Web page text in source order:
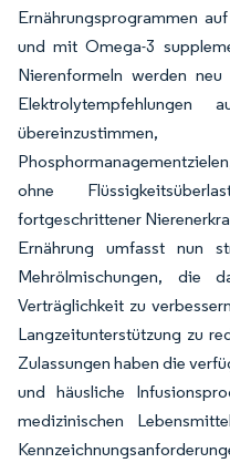
Ernährungsprogrammen
und mit Omega-3
Nierenformeln werden
Elektrolytempfehlungen
ohne
fortgeschrittener
Ernährung umfasst nun
Mehrölmischungen, die
Verträglichkeit zu
Langzeitunterstützung zu
Zulassungen haben die
und häusliche
medizinischen